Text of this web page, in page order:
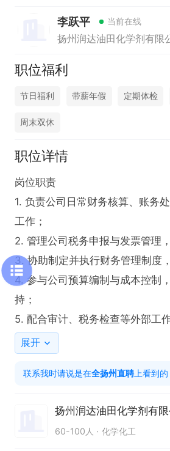
李跃平 当前在线
扬州润达油田化学剂有限
职位福利
节日福利 带薪年假 定期体检
周末双休
职位详情
岗位职责
1. 负责公司日常财务核算、账务
工作；
2. 管理公司税务申报与发票管理
3. 协助制定并执行财务管理制度
4. 参与公司预算编制与成本控制
持；
5. 配合审计、税务检查等外部工
确；
任职要求
书、注册会计师证书、具有3年以
验者优先；
展开
联系我时请说是在全扬州直聘 上看到
扬州润达油田化学剂有限
60-100人 化学化工